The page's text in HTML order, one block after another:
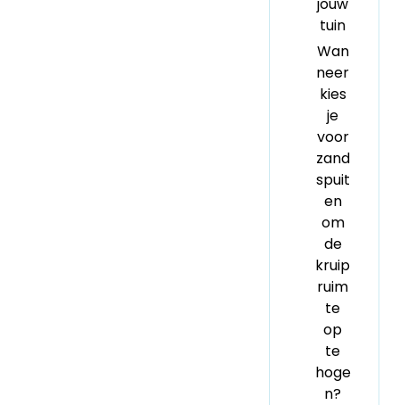
tuin
Wan
neer
kies
je
voor
zand
spuit
en
om
de
kruip
ruim
te
op
te
hoge
n?